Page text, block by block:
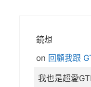
鏡想
on 回顧我跟
我也是超愛